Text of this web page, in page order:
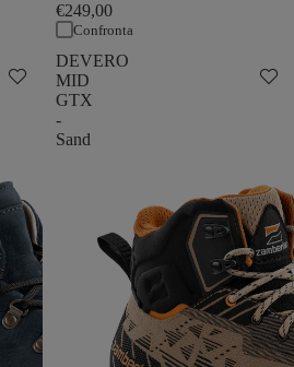
€249,00
Confronta
DEVERO
MID
GTX
-
Sand